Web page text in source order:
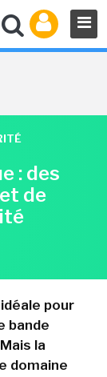
: des
de
pour
bande
la
domaine